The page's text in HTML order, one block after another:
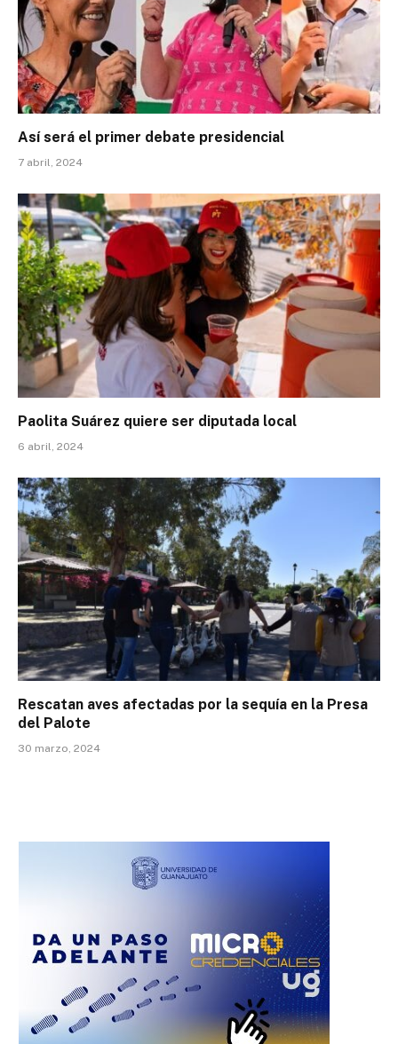
Así será el primer debate presidencial
7 abril, 2024
Paolita Suárez quiere ser diputada local
6 abril, 2024
Rescatan aves afectadas por la sequía en la Presa
del Palote
30 marzo, 2024